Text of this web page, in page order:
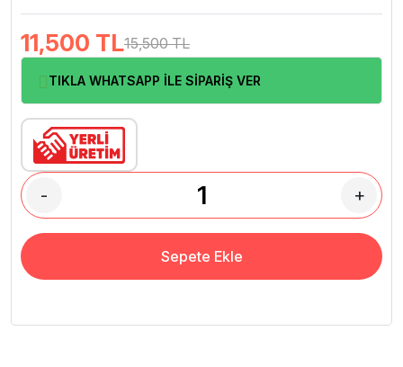
11,500 TL15,500 TL
TIKLA WHATSAPP İLE SİPARİŞ VER
- +
Sepete Ekle